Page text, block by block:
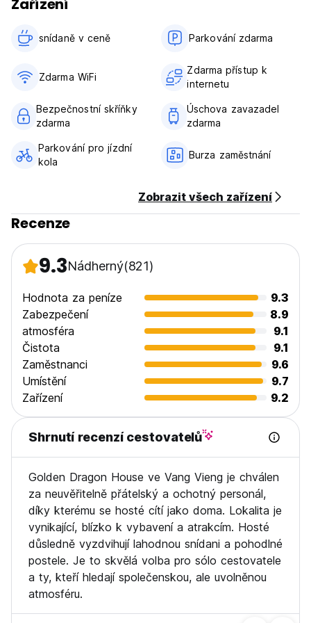
6) Smoking is not permitted in the rooms, but a designated
7) Only guests aged 15 or older are accepted. ( We accept
kids when they come with parents )
guestrooms. A place is provided for storing shoes with
CCTV. & Swimming pool on-site for guests to relax
Zařízení
snídaně v ceně‎ Parkování zdarma
Zdarma WiFi
Zdarma přístup k
internetu
Bezpečnostní skříňky
zdarma
Úschova zavazadel
zdarma
Parkování pro jízdní
kola
Burza zaměstnání
Zobrazit všech zařízení
Recenze
9.3Nádherný(821)
Hodnota za peníze
9.3
Zabezpečení
8.9
atmosféra
9.1
Čistota
9.1
Zaměstnanci
9.6
Umístění
9.7
Zařízení
9.2
Shrnutí recenzí cestovatelů
Golden Dragon House ve Vang Vieng je chválen
za neuvěřitelně přátelský a ochotný personál,
díky kterému se hosté cítí jako doma. Lokalita je
vynikající, blízko k vybavení a atrakcím. Hosté
důsledně vyzdvihují lahodnou snídani a pohodlné
postele. Je to skvělá volba pro sólo cestovatele
a ty, kteří hledají společenskou, ale uvolněnou
atmosféru.